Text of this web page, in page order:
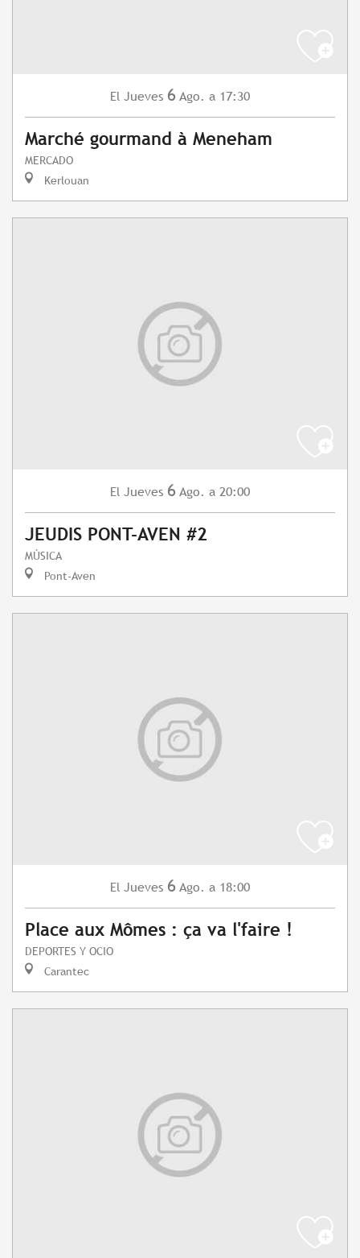
El Jueves 6 Ago. a 17:30
Marché gourmand à Meneham
MERCADO
Kerlouan
El Jueves 6 Ago. a 20:00
JEUDIS PONT-AVEN #2
MÚSICA
Pont-Aven
El Jueves 6 Ago. a 18:00
Place aux Mômes : ça va l'faire !
DEPORTES Y OCIO
Carantec